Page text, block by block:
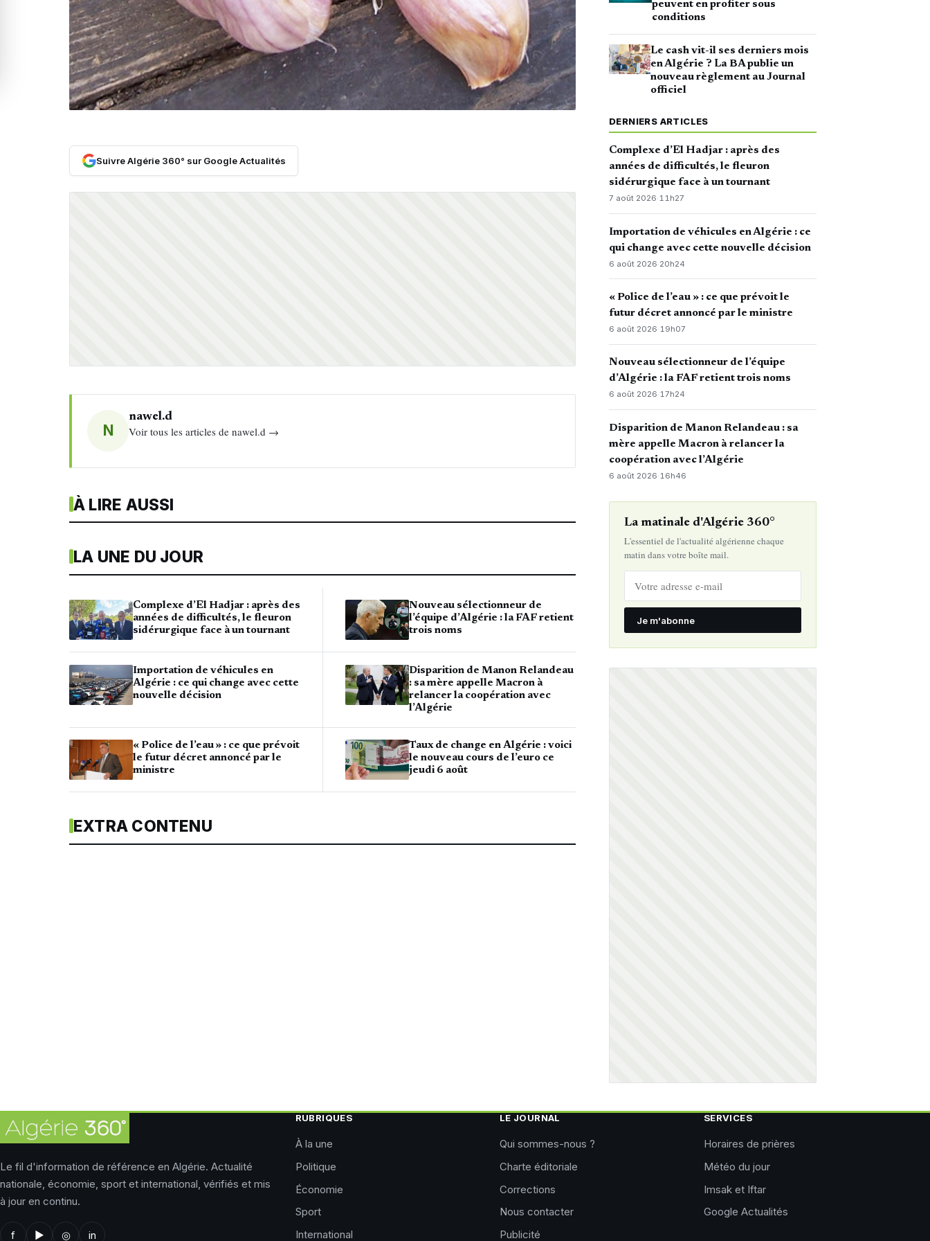
Suivre Algérie 360° sur Google Actualités
N
nawel.d
Voir tous les articles de nawel.d →
À LIRE AUSSI
LA UNE DU JOUR
Complexe d’El Hadjar : après des
années de difficultés, le fleuron
sidérurgique face à un tournant
Importation de véhicules en
Algérie : ce qui change avec cette
nouvelle décision
« Police de l’eau » : ce que prévoit
le futur décret annoncé par le
ministre
Nouveau sélectionneur de
l’équipe d’Algérie : la FAF retient
trois noms
Disparition de Manon Relandeau
: sa mère appelle Macron à
relancer la coopération avec
l’Algérie
Taux de change en Algérie : voici
le nouveau cours de l’euro ce
jeudi 6 août
EXTRA CONTENU
peuvent en profiter sous
conditions
Le cash vit-il ses derniers mois
en Algérie ? La BA publie un
nouveau règlement au Journal
officiel
DERNIERS ARTICLES
Complexe d’El Hadjar : après des
années de difficultés, le fleuron
sidérurgique face à un tournant
7 août 2026·11h27
Importation de véhicules en Algérie : ce
qui change avec cette nouvelle décision
6 août 2026·20h24
« Police de l’eau » : ce que prévoit le
futur décret annoncé par le ministre
6 août 2026·19h07
Nouveau sélectionneur de l’équipe
d’Algérie : la FAF retient trois noms
6 août 2026·17h24
Disparition de Manon Relandeau : sa
mère appelle Macron à relancer la
coopération avec l’Algérie
6 août 2026· 16h46
La matinale d'Algérie 360°
L'essentiel de l'actualité algérienne chaque
matin dans votre boîte mail.
Je m'abonne
Le fil d'information de référence en Algérie. Actualité
nationale, économie, sport et international, vérifiés et mis
à jour en continu.
f ▶ ◎ in
RUBRIQUES
À la une
Politique
Économie
Sport
International
LE JOURNAL
Qui sommes-nous ?
Charte éditoriale
Corrections
Nous contacter
Publicité
SERVICES
Horaires de prières
Météo du jour
Imsak et Iftar
Google Actualités